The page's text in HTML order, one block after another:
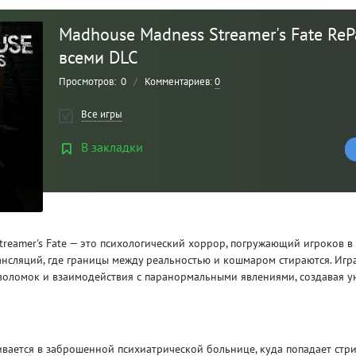
Madhouse Madness Streamer's Fate
всеми DLC
Просмотров: 0 / Комментариев:0
Все игры
В закладки
Fate — это психологический хоррор, погружающий игроков в
где границы между реальностью и кошмаром стираются.
и взаимодействия с паранормальными явлениями, создавая
в заброшенной психиатрической больнице, куда попадает
CLAIR OBSCUR: EXPEDITION 33 НА
РУССКОМ НА ПК